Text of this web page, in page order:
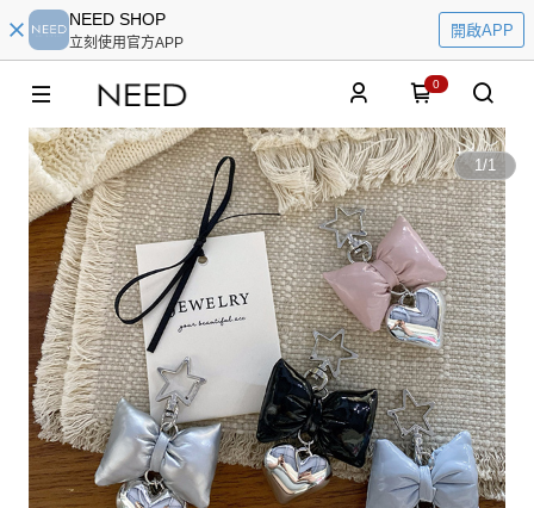
NEED SHOP
立刻使用官方APP
開啟APP
0
1/1